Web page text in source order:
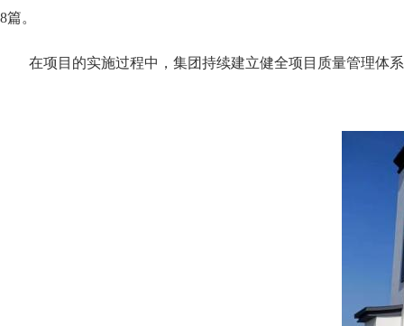
8篇。
在项目的实施过程中，集团持续建立健全项目质量管理体